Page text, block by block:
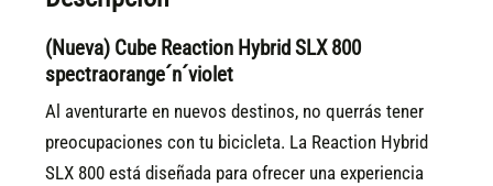
(Nueva) Cube Reaction Hybrid SLX 800
spectraorange´n´violet
Al aventurarte en nuevos destinos, no querrás tener
preocupaciones con tu bicicleta. La Reaction Hybrid
SLX 800 está diseñada para ofrecer una experiencia